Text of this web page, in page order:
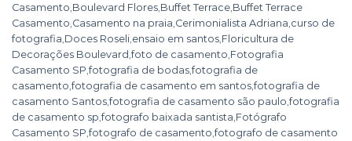
Casamento Boulevard Flores Buffet Terrace Buffet Terrace
Casamento Casamento na praia Cerimonialista Adriana curso de
fotografia Doces Roseli ensaio em santos Floricultura de
Decorações Boulevard ,foto de casamento Fotografia
Casamento SP ,fotografia de bodas,fotografia de
casamento ,fotografia de casamento em santos,fotografia de
casamento Santos,fotografia de casamento são paulo ,fotografia
de casamento sp ,fotografo baixada santista Fotógrafo
Casamento SP ,fotografo de casamento ,fotografo de casamento